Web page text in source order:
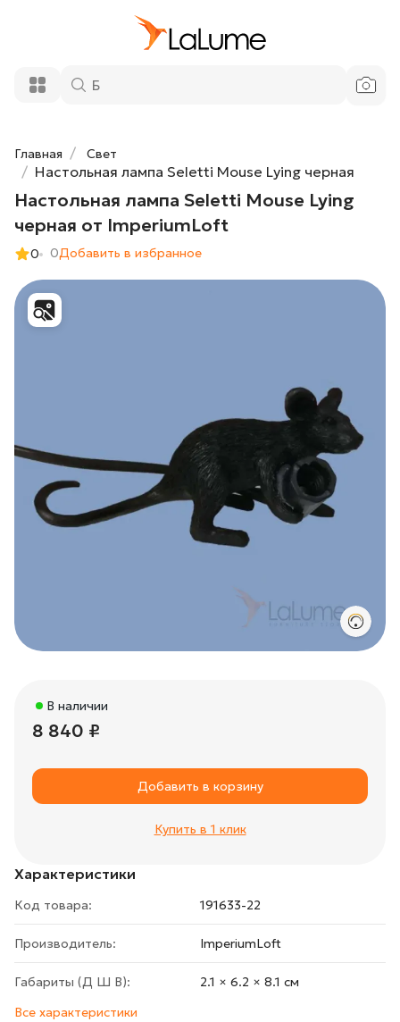
Главная Свет
Настольная лампа Seletti Mouse Lying черная
Настольная лампа Seletti Mouse Lying
черная от ImperiumLoft
0 0Добавить в избранное
Характеристики
Код товара: 191633-22
Производитель: ImperiumLoft
Габариты (Д Ш В):
2.1 × 6.2 × 8.1 cм
Все характеристики
В наличии
8 840 ₽
Добавить в корзину
Купить в 1 клик
черная от ImperiumLoft